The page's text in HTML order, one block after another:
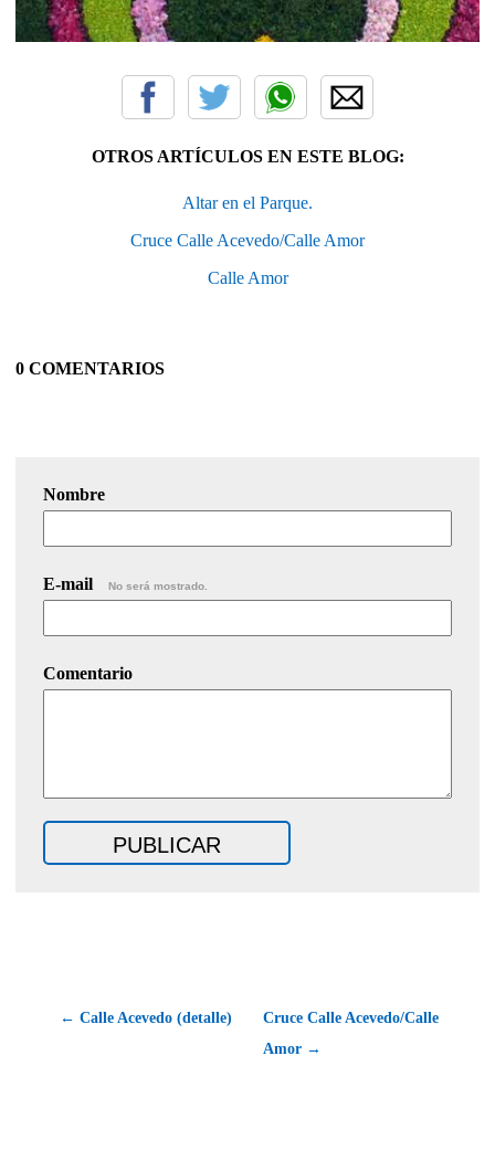
OTROS ARTÍCULOS EN ESTE BLOG:
Altar en el Parque.
Cruce Calle Acevedo/Calle Amor
Calle Amor
0 COMENTARIOS
Nombre
E-mail No será mostrado.
Comentario
← Calle Acevedo (detalle)
Cruce Calle Acevedo/Calle
Amor →